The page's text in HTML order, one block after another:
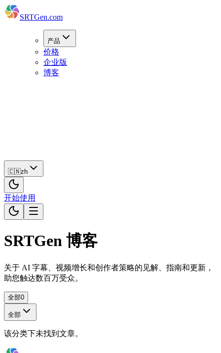
SRTGen.com
产品
价格
企业版
博客
🇨🇳zh
开始使用
SRTGen 博客
关于 AI 字幕、视频增长和创作者策略的见解、指南和更新，
助您触达数百万受众。
全部0
全部
该分类下未找到文章。